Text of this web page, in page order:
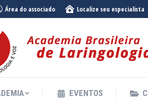
Área do associado Localize seu especialista
EVENTOS
EVENTOS